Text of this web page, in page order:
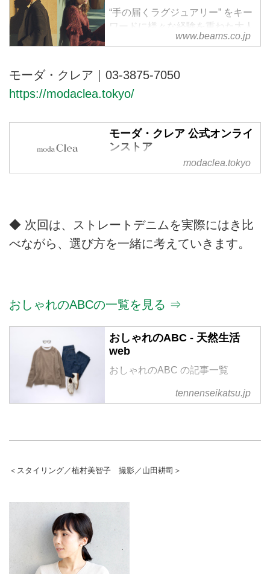
“手の届くラグジュアリー” をキー
ワードに様々な経験を重ねた大人
が自分らしく、心地良くファッシ
www.beams.co.jp
モーダ・クレア｜03-3875-7050
https://modaclea.tokyo/
モーダ・クレア 公式オンライ
ンストア
ランバン オン ブルー, マッキント
の人気ブランドのレディースシュ
ーズを製造販売するモーダ・クレ
アの公式通販サイト。：即日出
modaclea.tokyo
◆ 次回は、ストレートデニムを実際にはき比
べながら、選び方を一緒に考えていきます。
おしゃれのABCの一覧を見る ⇒
おしゃれのABC - 天然生活
web
おしゃれのABC の記事一覧
tennenseikatsu.jp
＜スタイリング／植村美智子 撮影／山田耕司＞